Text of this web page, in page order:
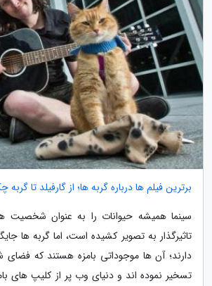
برترین فیلم ها درباره گربه ها؛ از گارفیلد تا
سینما همیشه حیوانات را به عنوان شخصیت
تاثیرگذار به تصویر کشیده است، اما گربه ها
دارند؛ آن ها موجوداتی بامزه هستند که فضای
تسخیر نموده اند و دنیای وب پر از کلیپ های